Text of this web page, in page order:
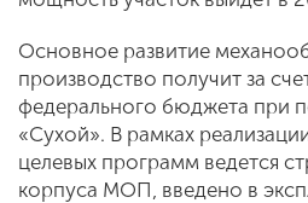
Основное развитие
производство получит за
федерального бюджета при
«Сухой». В рамках
целевых программ ведется
корпуса МОП, введено в